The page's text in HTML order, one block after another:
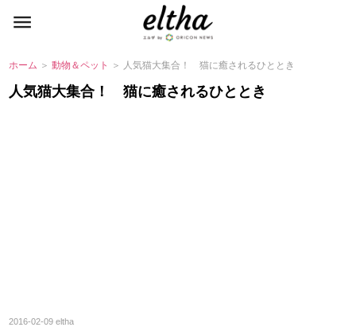
ホーム ＞動物＆ペット ＞ 人気猫大集合！ 猫に癒されるひととき
人気猫大集合！ 猫に癒されるひととき
2016-02-09eltha